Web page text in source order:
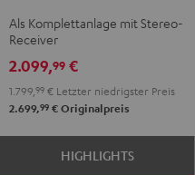
DENON
DRA-
900H
Anthrazit
DENON
DRA-
900H
Weiß
/
Schwarz
Als Komplettanlage mit Stereo-
Receiver
2.099,99 €
1.799, 99 € Letzter niedrigster Preis
2.699,99 € Originalpreis
HIGHLIGHTS